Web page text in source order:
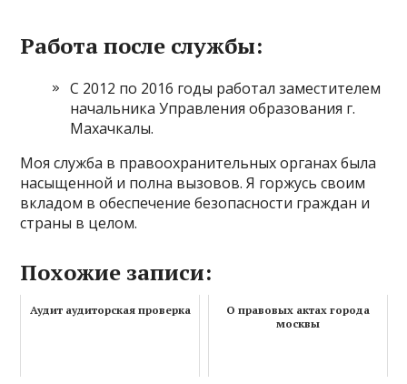
Работа после службы:
С 2012 по 2016 годы работал заместителем
начальника Управления образования г.
Махачкалы.
Моя служба в правоохранительных органах была
насыщенной и полна вызовов. Я горжусь своим
вкладом в обеспечение безопасности граждан и
страны в целом.
Похожие записи:
Аудит аудиторская проверка
О правовых актах города
москвы